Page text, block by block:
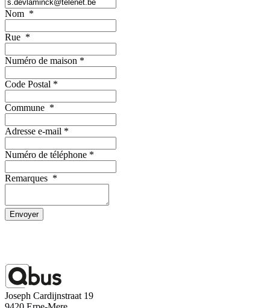
Nom *
Rue *
Numéro de maison *
Code Postal *
Commune *
Adresse e-mail *
Numéro de téléphone *
Remarques *
Envoyer
Joseph Cardijnstraat 19